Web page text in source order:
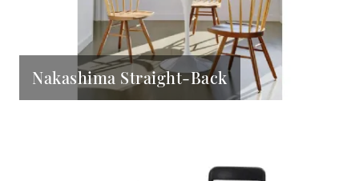
Nakashima Straight-Back